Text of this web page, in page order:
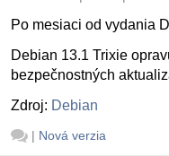
Po mesiaci od vydania
Debian 13.1 Trixie
bezpečnostných
Zdroj: Debian
| Nová verzia